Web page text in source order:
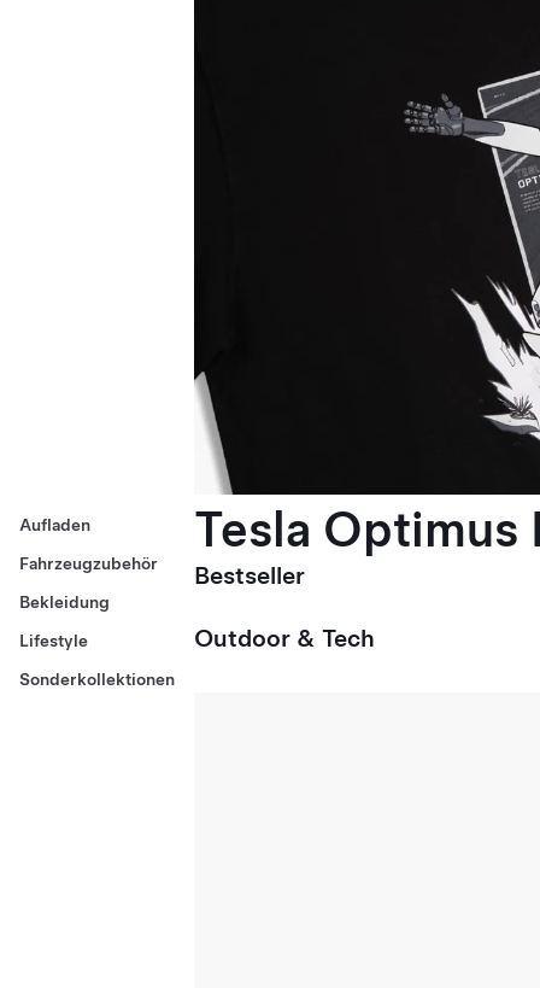
Aufladen
Fahrzeugzubehör
Bekleidung
Lifestyle
Sonderkollektionen
Tesla
Bestseller
Outdoor & Tech